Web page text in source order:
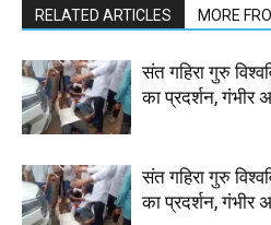
RELATED ARTICLES MORE
संत गहिरा गुरु
का प्रदर्शन, गंभीर
संत गहिरा गुरु
का प्रदर्शन, गंभीर